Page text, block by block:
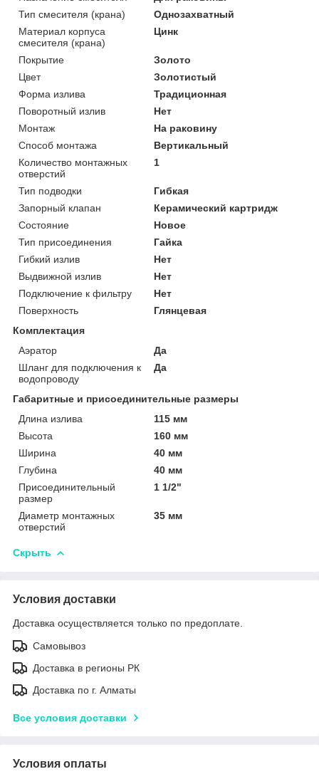
Тип смесителя (крана)
Однозахватный
Материал корпуса
смесителя (крана)
Цинк
Покрытие
Золото
Цвет
Золотистый
Форма излива
Традиционная
Поворотный излив
Нет
Монтаж
На раковину
Способ монтажа
Вертикальный
Количество монтажных
отверстий
1
Тип подводки
Гибкая
Запорный клапан
Керамический картридж
Состояние
Новое
Тип присоединения
Гайка
Гибкий излив
Нет
Выдвижной излив
Нет
Подключение к фильтру
Нет
Поверхность
Глянцевая
Комплектация
Аэратор
Да
Шланг для подключения к
водопроводу
Да
Габаритные и присоединительные размеры
Длина излива
115 мм
Высота
160 мм
Ширина
40 мм
Глубина
40 мм
Присоединительный
размер
1 1/2"
Диаметр монтажных
отверстий
35 мм
Скрыть
Условия доставки
Доставка осуществляется только по предоплате.
Самовывоз
Доставка в регионы РК
Доставка по г. Алматы
Все условия доставки
Условия оплаты